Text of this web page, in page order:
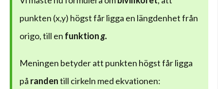
punkten (x,y) högst får ligga en längdenhet från
origo, till en funktiong.
Meningen betyder att punkten högst får ligga
på randentill cirkeln med ekvationen: